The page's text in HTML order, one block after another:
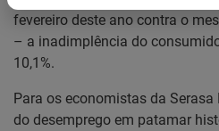
fevereiro deste ano contra o
– a inadimplência do
10,1%.
Para os economistas da Serasa
do desemprego em patamar